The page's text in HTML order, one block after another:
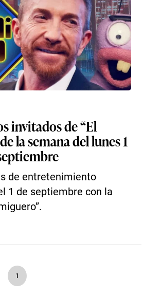
invitados de “El
la semana del lunes 1
de entretenimiento
1 de septiembre con la
1